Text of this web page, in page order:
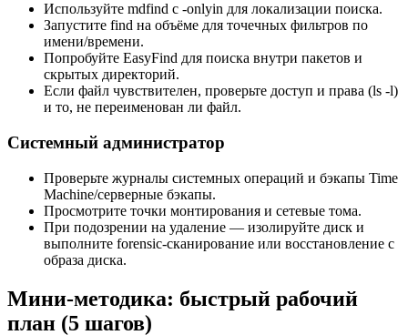
Используйте mdfind с -onlyin для локализации поиска.
Запустите find на объёме для точечных фильтров по
имени/времени.
Попробуйте EasyFind для поиска внутри пакетов и
скрытых директорий.
Если файл чувствителен, проверьте доступ и права (ls -l)
и то, не переименован ли файл.
Системный администратор
Проверьте журналы системных операций и бэкапы Time
Machine/серверные бэкапы.
Просмотрите точки монтирования и сетевые тома.
При подозрении на удаление — изолируйте диск и
выполните forensic-сканирование или восстановление с
образа диска.
Мини‑методика: быстрый рабочий
план (5 шагов)